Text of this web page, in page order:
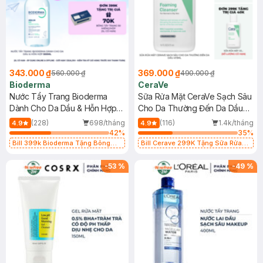
343.000 ₫560.000 ₫
Bioderma
Nước Tẩy Trang Bioderma
Dành Cho Da Dầu & Hỗn Hợp
500ml
4.9 (228)
698/tháng
42%
Bill 399k Bioderma Tặng Bông
369.000 ₫490.000 ₫
CeraVe
Sữa Rửa Mặt CeraVe Sạch Sâu
Cho Da Thường Đến Da Dầu
473ml
4.9 (116)
1.4k/tháng
35%
Bill Cerave 299K Tặng Sữa Rửa
-53 % -49 %